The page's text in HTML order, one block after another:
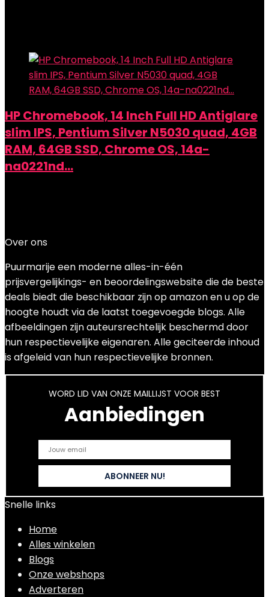
HP Chromebook, 14 Inch Full HD Antiglare
slim IPS, Pentium Silver N5030 quad, 4GB
RAM, 64GB SSD, Chrome OS, 14a-
na0221nd…
Over ons
Puurmarije een moderne alles-in-één
prijsvergelijkings- en beoordelingswebsite die de beste
deals biedt die beschikbaar zijn op amazon en u op de
hoogte houdt via de laatst toegevoegde blogs. Alle
afbeeldingen zijn auteursrechtelijk beschermd door
hun respectievelijke eigenaren. Alle geciteerde inhoud
is afgeleid van hun respectievelijke bronnen.
WORD LID VAN ONZE MAILLIJST VOOR BEST
Aanbiedingen
Snelle links
Home
Alles winkelen
Blogs
Onze webshops
Adverteren